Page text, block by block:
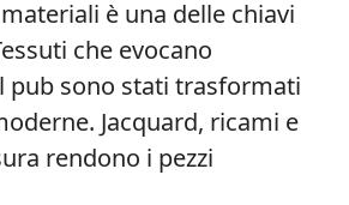
materiali è una delle chiavi
che evocano
pub sono stati trasformati
Jacquard, ricami e
rendono i pezzi